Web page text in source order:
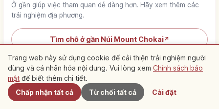
Ở gần giúp việc tham quan dễ dàng hơn. Hãy xem thêm các
trải nghiệm địa phương.
Tìm chỗ ở gần Núi Mount Chokai↗
Tìm trải nghiệm tại Núi Mount Chokai ↗ Gần đây
Trang web này sử dụng cookie để cải thiện trải nghiệm người
dùng và cá nhân hóa nội dung. Vui lòng xem Chính sách bảo
mật để biết thêm chi tiết.
Chấp nhận tất cả
Từ chối tất cả Cài đặt